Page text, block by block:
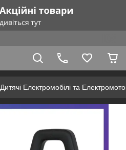
Дитячі Електромобілі та